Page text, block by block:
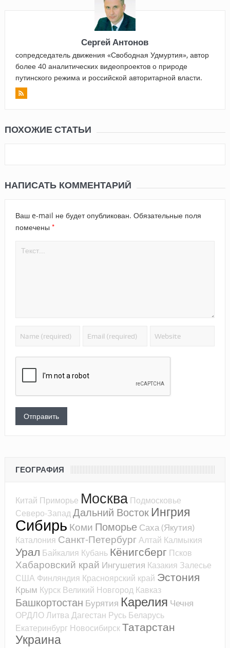
Сергей Антонов
сопредседатель движения «Свободная Удмуртия», автор
более 40 аналитических видеопроектов о природе
путинского режима и российской авторитарной власти.
ПОХОЖИЕ СТАТЬИ
НАПИСАТЬ КОММЕНТАРИЙ
Ваш e-mail не будет опубликован. Обязательные поля
помечены *
ГЕОГРАФИЯ
Китай Приморье Москва Подмосковье
Северо-ЗападДальний Восток Ингрия
Сибирь Коми Поморье Саха (Якутия)
Каталония Санкт-ПетербургАлтай Калмыкия
Урал Байкалия Кубань Кёнигсберг Псков
Хабаровский край Ингушетия Казакия Залесье
США Финляндия Красноярский край Эстония
Крым Курск Великий Новгород Кавказ
Башкортостан Бурятия Карелия Чечня
ОРДЛОЛитваДагестан Русь Беларусь
Екатеринбург НовосибирскТатарстан
Украина